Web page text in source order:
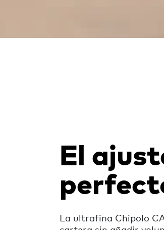
El
La ultrafina Chipolo